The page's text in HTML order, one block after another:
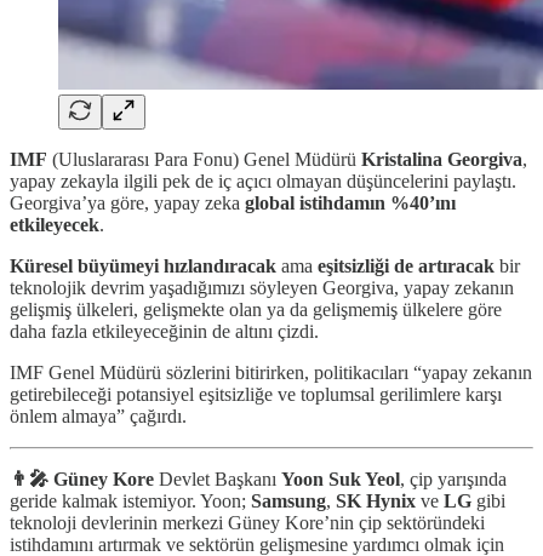
IMF (Uluslararası Para Fonu) Genel Müdürü Kristalina Georgiva,
yapay zekayla ilgili pek de iç açıcı olmayan düşüncelerini paylaştı.
Georgiva’ya göre, yapay zeka global istihdamın %40’ını
etkileyecek.
Küresel büyümeyi hızlandıracak ama eşitsizliği de artıracak bir
teknolojik devrim yaşadığımızı söyleyen Georgiva, yapay zekanın
gelişmiş ülkeleri, gelişmekte olan ya da gelişmemiş ülkelere göre
daha fazla etkileyeceğinin de altını çizdi.
IMF Genel Müdürü sözlerini bitirirken, politikacıları “yapay zekanın
getirebileceği potansiyel eşitsizliğe ve toplumsal gerilimlere karşı
önlem almaya” çağırdı.
👨‍🎤 Güney Kore Devlet Başkanı Yoon Suk Yeol, çip yarışında
geride kalmak istemiyor. Yoon; Samsung, SK Hynix ve LG gibi
teknoloji devlerinin merkezi Güney Kore’nin çip sektöründeki
istihdamını artırmak ve sektörün gelişmesine yardımcı olmak için